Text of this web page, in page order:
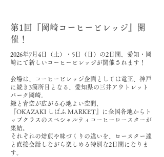
第1回『岡崎コーヒービレッジ』開
催！
2026年7月4日（土）・5日（日）の2日間、愛知・岡
崎にて新しいコーヒービレッジが開催されます！
会場は、コーヒービレッジ企画としては竜王、神戸
に続き3箇所目となる、愛知県の三井アウトレット
パーク岡崎。
緑と青空が広がる心地よい空間、
『OKAZAKI しばふ MARKET』に全国各地からト
ップクラスのスペシャルティコーヒーロースターが
集結。
それぞれの焙煎や味づくりの違いを、ロースター達
と直接会話しながら楽しめる特別な2日間になりま
す。